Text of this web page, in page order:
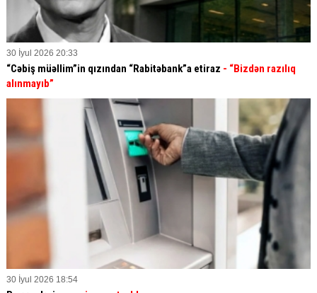
30 İyul 2026 20:33
“Cəbiş müəllim”in qızından “Rabitəbank”a etiraz - “Bizdən razılıq
alınmayıb”
30 İyul 2026 18:54